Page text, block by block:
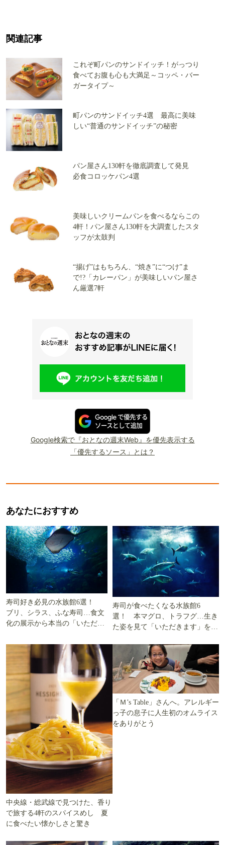
関連記事
これぞ町パンのサンドイッチ！がっつり
食べてお腹も心も大満足～コッペ・バー
ガータイプ～
町パンのサンドイッチ4選 最高に美味
しい“普通のサンドイッチ”の秘密
パン屋さん130軒を徹底調査して発見
必食コロッケパン4選
美味しいクリームパンを食べるならこの
4軒！パン屋さん130軒を大調査したスタ
ッフが太鼓判
“揚げ”はもちろん、“焼き”に“つけ”ま
で!?「カレーパン」が美味しいパン屋さ
ん厳選7軒
Google検索で『おとなの週末Web』を優先表示する
「優先するソース」とは？
あなたにおすすめ
寿司好き必見の水族館6選！
ブリ、シラス、ふな寿司…食文
化の展示から本当の「いただき
寿司が食べたくなる水族館6
選！ 本マグロ、トラフグ…生き
た姿を見て「いただきます」を考
中央線・総武線で見つけた、香り
で旅する4軒のスパイスめし 夏
に食べたい懐かしさと驚き
「Ｍ’s Table」さんへ。アレルギー
っ子の息子に人生初のオムライス
をありがとう